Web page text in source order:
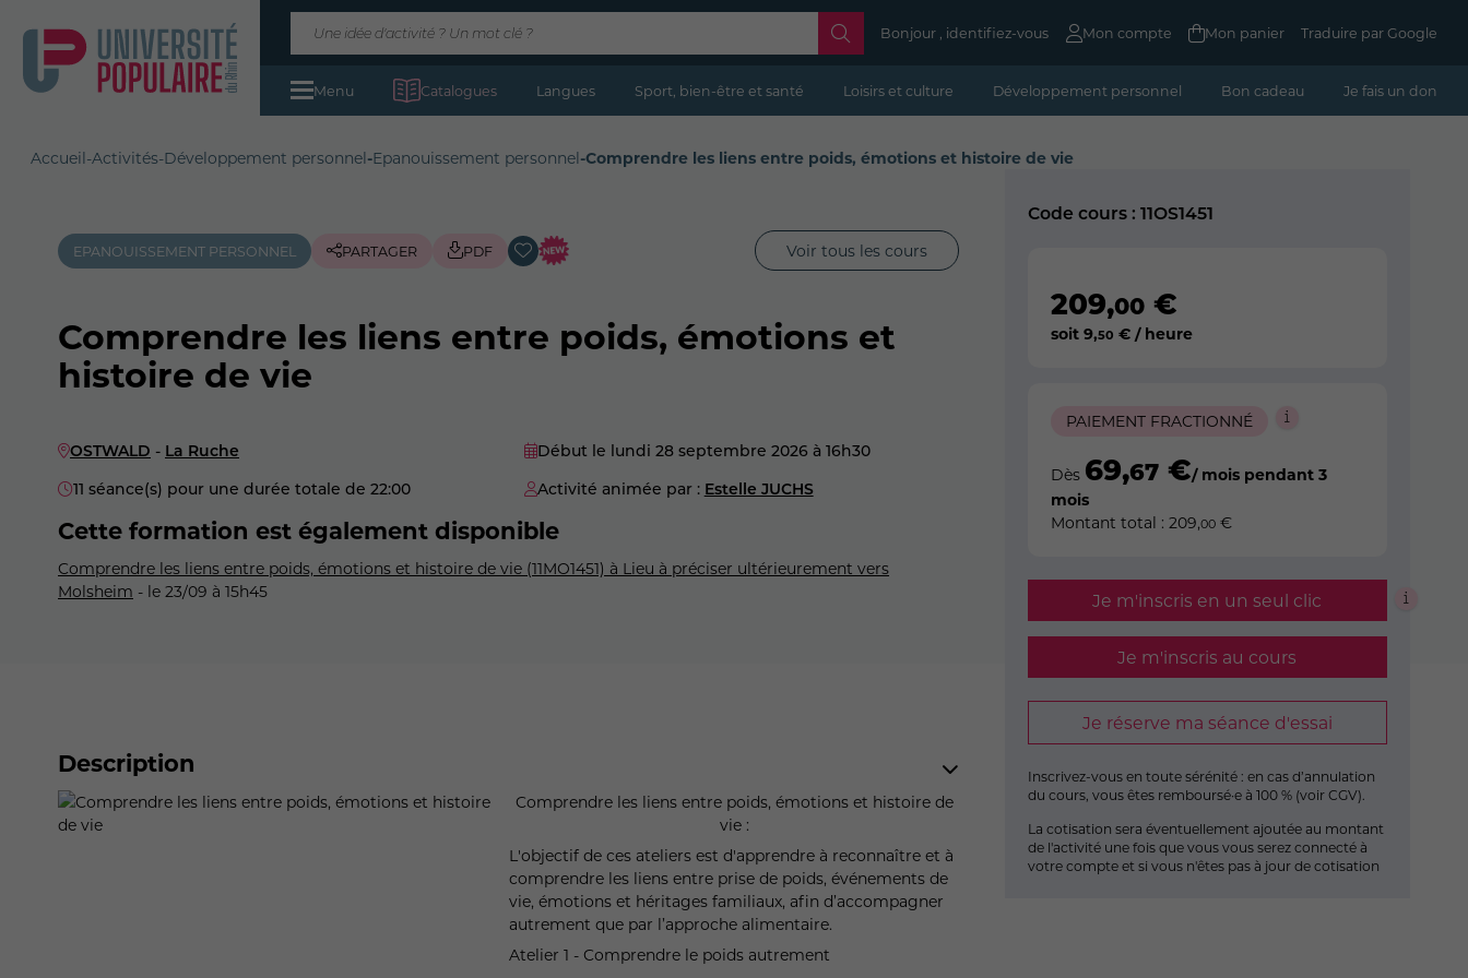
Bonjour , identifiez-vous Mon compte Mon panier Traduire par Google
Menu Catalogues Langues Sport, bien-être et santé Loisirs et culture Développement personnel Bon cadeau Je fais un don
Accueil-Activités-Développement personnel-Epanouissement personnel-Comprendre les liens entre poids, émotions et histoire de vie
EPANOUISSEMENT PERSONNEL PARTAGER PDF Voir tous les cours
Comprendre les liens entre poids, émotions et
histoire de vie
OSTWALD - La Ruche Début le lundi 28 septembre 2026 à 16h30
11 séance(s) pour une durée totale de 22:00
Activité animée par : Estelle JUCHS
Cette formation est également disponible
Comprendre les liens entre poids, émotions et histoire de vie (11MO1451) à Lieu à préciser ultérieurement vers
Molsheim - le 23/09 à 15h45
Description
Comprendre les liens entre poids, émotions et histoire de
vie :
L'objectif de ces ateliers est d'apprendre à reconnaître et à
comprendre les liens entre prise de poids, événements de
vie, émotions et héritages familiaux, afin d’accompagner
autrement que par l’approche alimentaire.
Atelier 1 - Comprendre le poids autrement
Code cours : 11OS1451
209,00€
soit 9,50 € / heure
PAIEMENT FRACTIONNÉ
Dès 69,67€/ mois pendant 3
mois
Montant total : 209,00€
Je m'inscris en un seul clic
Je m'inscris au cours
Je réserve ma séance d'essai
Inscrivez-vous en toute sérénité : en cas d’annulation
du cours, vous êtes remboursé·e à 100 % (voir CGV).
La cotisation sera éventuellement ajoutée au montant
de l'activité une fois que vous vous serez connecté à
votre compte et si vous n'êtes pas à jour de cotisation